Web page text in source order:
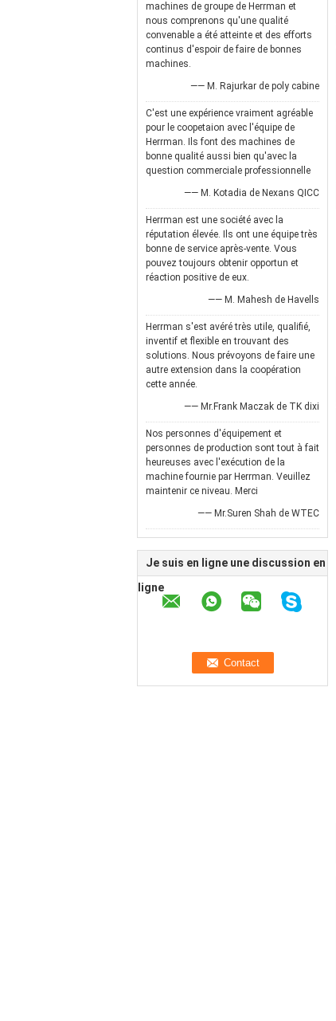
machines de groupe de Herrman et
nous comprenons qu'une qualité
convenable a été atteinte et des efforts
continus d'espoir de faire de bonnes
machines.
—— M. Rajurkar de poly cabine
C'est une expérience vraiment agréable
pour le coopetaion avec l'équipe de
Herrman. Ils font des machines de
bonne qualité aussi bien qu'avec la
question commerciale professionnelle
—— M. Kotadia de Nexans QICC
Herrman est une société avec la
réputation élevée. Ils ont une équipe très
bonne de service après-vente. Vous
pouvez toujours obtenir opportun et
réaction positive de eux.
—— M. Mahesh de Havells
Herrman s'est avéré très utile, qualifié,
inventif et flexible en trouvant des
solutions. Nous prévoyons de faire une
autre extension dans la coopération
cette année.
—— Mr.Frank Maczak de TK dixi
Nos personnes d'équipement et
personnes de production sont tout à fait
heureuses avec l'exécution de la
machine fournie par Herrman. Veuillez
maintenir ce niveau. Merci
—— Mr.Suren Shah de WTEC
Je suis en ligne une discussion en
ligne